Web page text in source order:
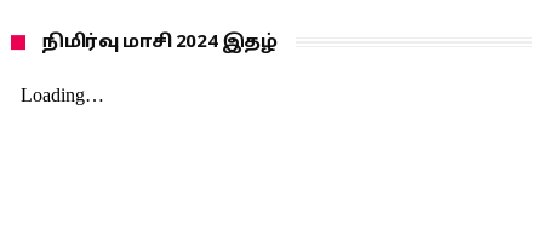
நிமிர்வு மாசி 2024 இதழ்